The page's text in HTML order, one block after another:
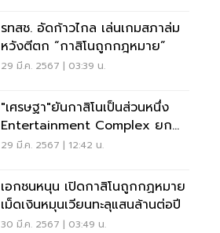
รทสช. อัดก้าวไกล เล่นเกมสภาล่ม
หวังตีตก “กาสิโนถูกกฎหมาย”
29 มี.ค. 2567 | 03:39 น.
"เศรษฐา"ยันกาสิโนเป็นส่วนหนึ่ง
Entertainment Complex ยก
ระดับท่องเที่ยว
29 มี.ค. 2567 | 12:42 น.
เอกชนหนุน เปิดกาสิโนถูกกฏหมาย
เม็ดเงินหมุนเวียนทะลุแสนล้านต่อปี
30 มี.ค. 2567 | 03:49 น.